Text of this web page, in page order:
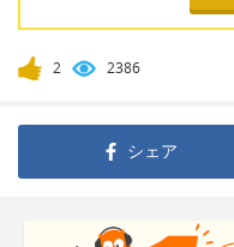
2 2386
シェア